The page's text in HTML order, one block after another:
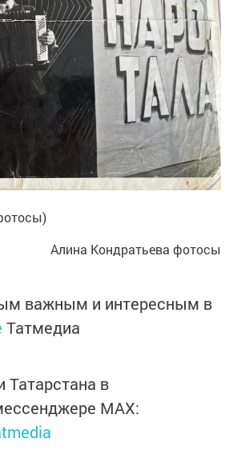
Алина Кондратьева фотосы
важным и интересным в
Татмедиа
Татарстана в
MАХ: